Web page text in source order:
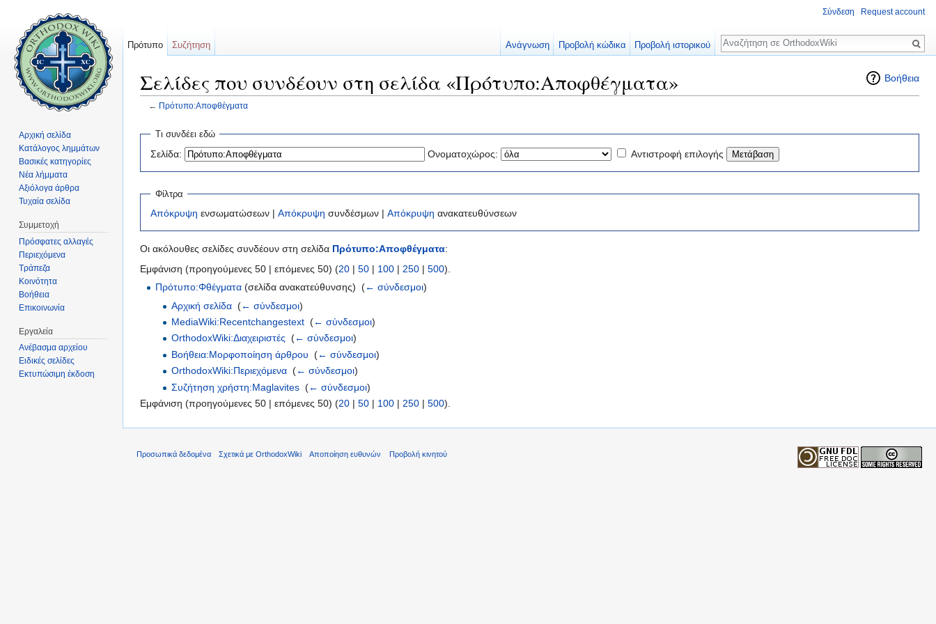
Βοήθεια
Σελίδες που συνδέουν στη σελίδα «Πρότυπο:Αποφθέγματα»
← Πρότυπο:Αποφθέγματα
Τι συνδέει εδώ
Σελίδα: Ονοματοχώρος: Αντιστροφή επιλογής
Φίλτρα
Απόκρυψη ενσωματώσεων | Απόκρυψη συνδέσμων | Απόκρυψη ανακατευθύνσεων
Οι ακόλουθες σελίδες συνδέουν στη σελίδα Πρότυπο:Αποφθέγματα:
Εμφάνιση (προηγούμενες 50 | επόμενες 50) (20 | 50 | 100 | 250 | 500).
Πρότυπο:Φθέγματα (σελίδα ανακατεύθυνσης) ‎(← σύνδεσμοι)
Αρχική σελίδα‎ (← σύνδεσμοι)
MediaWiki:Recentchangestext‎ (← σύνδεσμοι)
OrthodoxWiki:Διαχειριστές (← σύνδεσμοι)
Βοήθεια:Μορφοποίηση άρθρου (← σύνδεσμοι)
OrthodoxWiki:Περιεχόμενα‎ (← σύνδεσμοι)
Συζήτηση χρήστη:Maglavites‎ (← σύνδεσμοι)
Εμφάνιση (προηγούμενες 50 | επόμενες 50) (20 | 50 | 100 | 250 | 500).
Σύνδεση Request account
Πρότυπο Συζήτηση Ανάγνωση Προβολή κώδικα Προβολή ιστορικού
Αναζήτηση
Αρχική σελίδα
Κατάλογος λημμάτων
Βασικές κατηγορίες
Νέα λήμματα
Αξιόλογα άρθρα
Τυχαία σελίδα
Συμμετοχή
Πρόσφατες αλλαγές
Περιεχόμενα
Τράπεζα
Κοινότητα
Βοήθεια
Επικοινωνία
Εργαλεία
Ανέβασμα αρχείου
Ειδικές σελίδες
Εκτυπώσιμη έκδοση
Προσωπικά δεδομένα Σχετικά με OrthodoxWiki Αποποίηση ευθυνών Προβολή κινητού